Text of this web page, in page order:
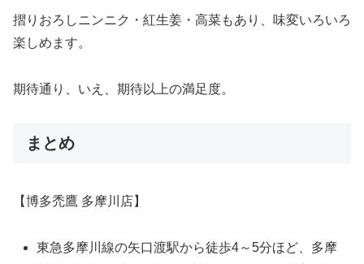
摺りおろしニンニク・紅生姜・高菜もあり、味変いろいろ
楽しめます。
期待通り、いえ、期待以上の満足度。
まとめ
【博多禿鷹 多摩川店】
東急多摩川線の矢口渡駅から徒歩4～5分ほど、多摩